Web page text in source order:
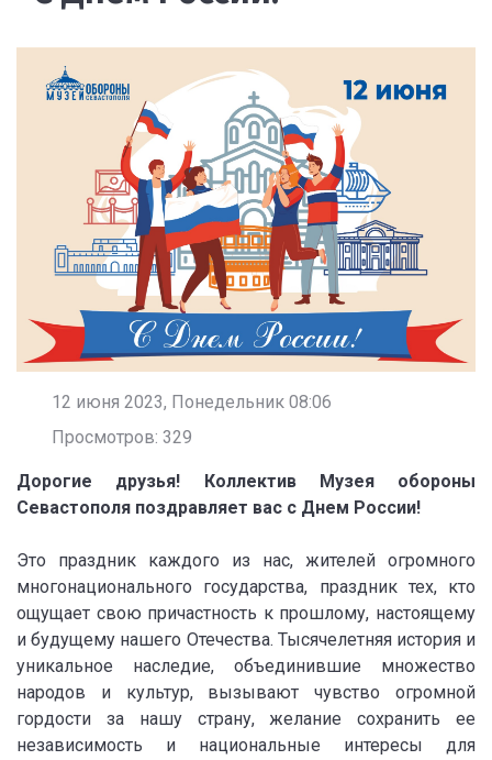
12 июня 2023, Понедельник 08:06
Просмотров: 329
Дорогие друзья! Коллектив Музея обороны
Севастополя поздравляет вас с Днем России!
Это праздник каждого из нас, жителей огромного
многонационального государства, праздник тех, кто
ощущает свою причастность к прошлому, настоящему
и будущему нашего Отечества. Тысячелетняя история и
уникальное наследие, объединившие множество
народов и культур, вызывают чувство огромной
гордости за нашу страну, желание сохранить ее
независимость и национальные интересы для